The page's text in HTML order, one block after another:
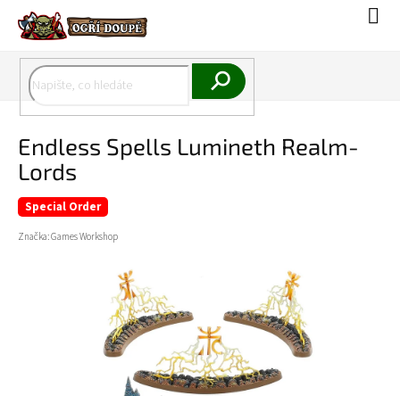
obsah
Endless Spells Lumineth Realm-
Lords
Special Order
Značka:Games Workshop